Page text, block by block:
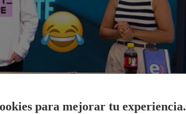
para mejorar tu experiencia.